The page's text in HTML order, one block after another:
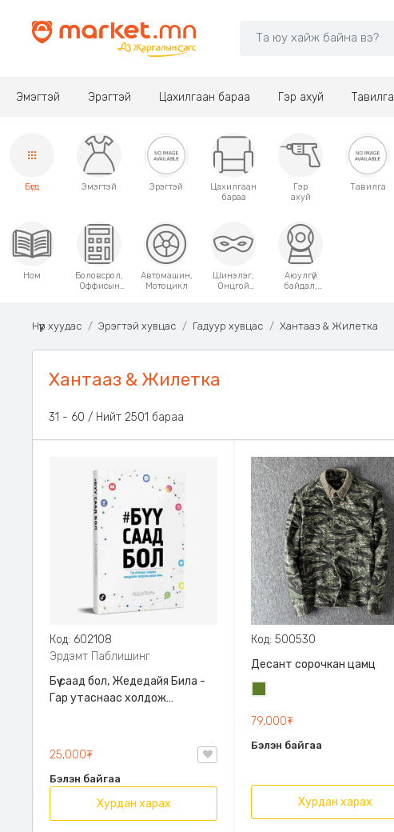
Эмэгтэй Эрэгтэй Цахилгаан бараа Гэр ахуй Тавилга
Бүгд Эмэгтэй Эрэгтэй
Цахилгаан
бараа
Гэр
ахуй
Тавилга
Ном
Боловсрол,
Оффисын
Автомашин,
Мотоцикл
Шинэлэг,
Онцгой
Аюулгүй
байдал,
Нүүр хуудас Эрэгтэй хувцас Гадуур хувцас Хантааз & Жилетка
Хантааз & Жилетка
31 - 60 / Нийт 2501 бараа
Код: 602108
Эрдэмт Паблишинг
Бүү саад бол, Жедедайя Била -
Гар утаснаас холдож
9789919235192
25,000₮
Бэлэн байгаа
Хурдан харах
Код: 500530
Десант сорочкан цамц
79,000₮
Бэлэн байгаа
Хурдан харах